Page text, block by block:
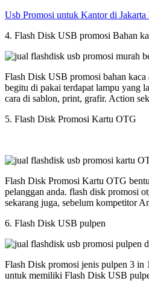
Usb Promosi untuk Kantor di Jakarta
4. Flash Disk USB promosi Bahan
Flash Disk USB promosi bahan
begitu di pakai terdapat lampu yang
cara di sablon, print, grafir. Action
5. Flash Disk Promosi Kartu OTG
Flash Disk Promosi Kartu OTG
pelanggan anda. flash disk promosi
sekarang juga, sebelum kompetitor
6. Flash Disk USB pulpen
Flash Disk promosi jenis pulpen 3 in
untuk memiliki Flash Disk USB